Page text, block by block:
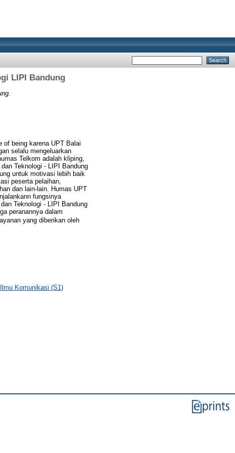
LIPI Bandung
of being karena UPT Balai
selalu mengeluarkan
Telkom adalah kliping,
Teknologi - LIPI Bandung
untuk motivasi lebih baik
peserta pelaihan,
dan lain-lain. Humas UPT
fungsinya
Teknologi - LIPI Bandung
peranannya dalam
yang diberikan oleh
Komunikasi (S1)